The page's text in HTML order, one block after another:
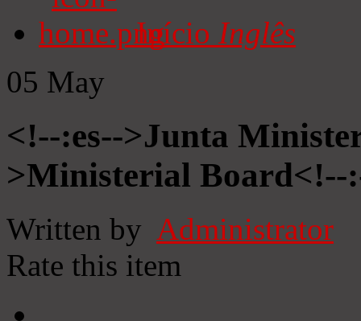
Início Inglês
05 May
<!--:es-->Junta
>Ministerial Board<!--
Written by Administrator
Rate this item